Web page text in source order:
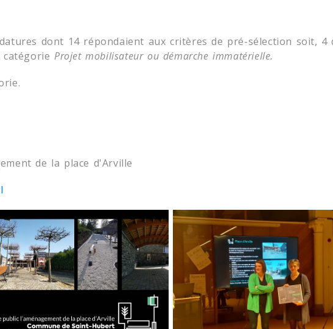
dont 14 répondaient aux critères de pré-sélection soit,
Projet mobilisateur ou démarche immatérielle.
de la place d'Arville